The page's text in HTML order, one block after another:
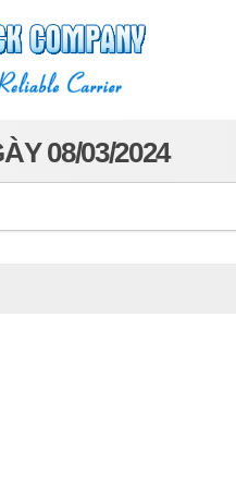
08/03/2024